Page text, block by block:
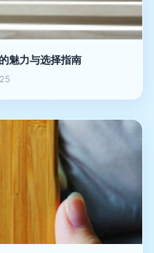
魅力与选择指南